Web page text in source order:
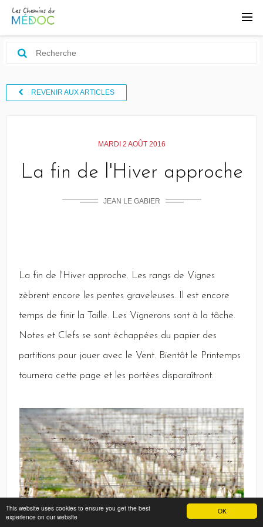
OK
This website uses cookies to ensure you get the best
experience on our website
REVENIR AUX ARTICLES
MARDI 2 AOÛT 2016
La fin de l'Hiver approche
JEAN LE GABIER
La fin de l' Hiver approche. Les rangs de Vignes
zèbrent encore les pentes graveleuses.
est encore
temps de finir la
Taille. Les Vignerons sont à la tâche.
Notes et Clefs se sont échappées du papier des
partitions pour jouer avec le Vent. Bientôt le Printemps
tournera cette page et les portées disparaîtront.